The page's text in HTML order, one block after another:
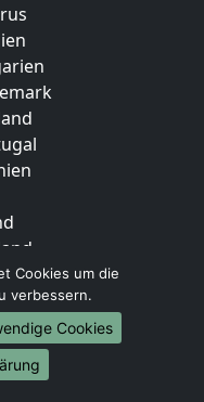
Cookies um die
verbessern.
Cookies